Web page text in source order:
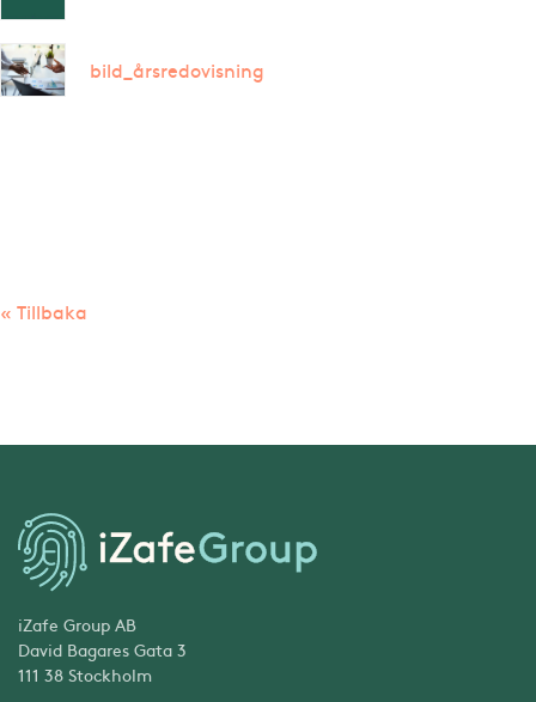
bild_årsredovisning
« Tillbaka
iZafe Group AB
David Bagares Gata 3
111 38 Stockholm